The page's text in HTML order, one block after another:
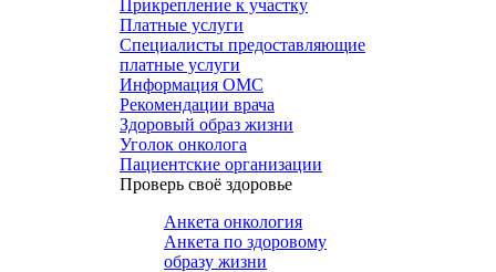
Прикрепление к участку
Платные услуги
Специалисты предоставляющие
платные услуги
Информация ОМС
Рекомендации врача
Здоровый образ жизни
Уголок онколога
Пациентские организации
Проверь своё здоровье
Анкета онкология
Анкета по здоровому
образу жизни